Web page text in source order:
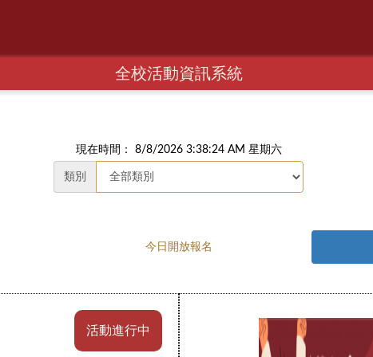
全校活動資訊系統
現在時間： 8/8/2026 3:38:25 AM 星期六
類別
今日開放報名
活動進行中